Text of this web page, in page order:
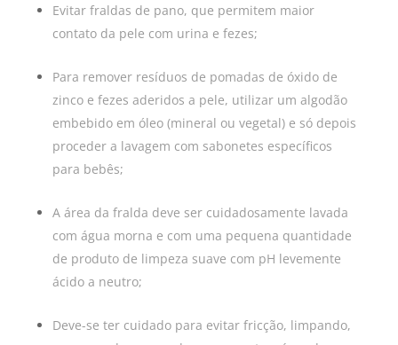
Evitar fraldas de pano, que permitem maior
contato da pele com urina e fezes;
Para remover resíduos de pomadas de óxido de
zinco e fezes aderidos a pele, utilizar um algodão
embebido em óleo (mineral ou vegetal) e só depois
proceder a lavagem com sabonetes específicos
para bebês;
A área da fralda deve ser cuidadosamente lavada
com água morna e com uma pequena quantidade
de produto de limpeza suave com pH levemente
ácido a neutro;
Deve-se ter cuidado para evitar fricção, limpando,